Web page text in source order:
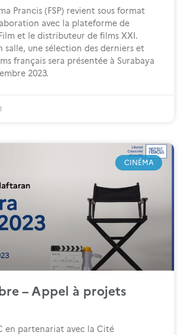
Prancis (FSP) revient sous format
avec la plateforme de
et le distributeur de films XXI.
salle, une sélection des derniers et
français sera présentée à Surabaya
2023.
CINÉMA
– Appel à projets
en partenariat avec la Cité